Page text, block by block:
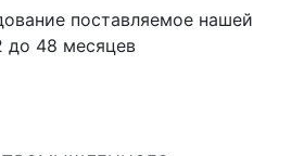
поставляемое нашей
до 48 месяцев